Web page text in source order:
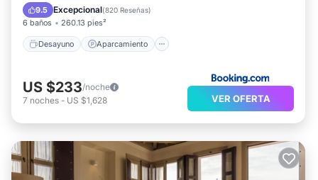
9.5 Excepcional(820 Reseñas)
6 baños 260.13 pies²
Desayuno Aparcamiento
Balcón/Terraza
US $233/noche
7 noches - US $1,628 VER OFERTA